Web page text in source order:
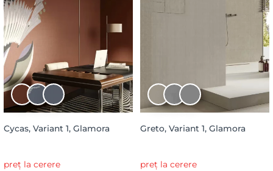
Cycas, Variant 1, Glamora
preț la cerere
Greto, Variant 1, Glamora
preț la cerere